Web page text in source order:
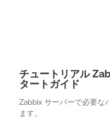
チュートリアル
タートガイド
Zabbix サーバーで必要な
ます。